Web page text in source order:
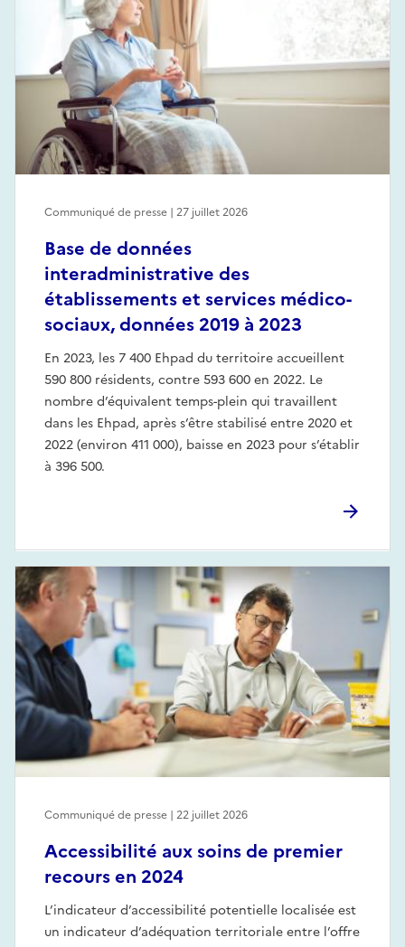
Base de données
interadministrative des
établissements et services médico-
sociaux, données 2019 à 2023
En 2023, les 7 400 Ehpad du territoire accueillent
590 800 résidents, contre 593 600 en 2022. Le
nombre d’équivalent temps-plein qui travaillent
dans les Ehpad, après s’être stabilisé entre 2020 et
2022 (environ 411 000), baisse en 2023 pour s’établir
à 396 500.
Communiqué de presse | 27 juillet 2026
Accessibilité aux soins de premier
recours en 2024
L’indicateur d’accessibilité potentielle localisée est
un indicateur d’adéquation territoriale entre l’offre
Communiqué de presse | 22 juillet 2026